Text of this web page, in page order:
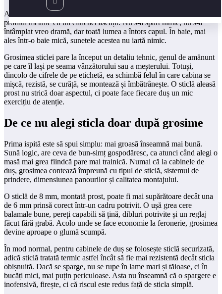
Am pățit, într-o vizită la niște prieteni, să aud o ușă de cabină lovind
profilul metalic cu un clinchet ascuțit. Nu s-a spart nimic, nu s-a
întâmplat vreo dramă, dar toată lumea a întors capul. În baie, mai
ales într-o baie mică, sunetele acestea nu iartă nimic.
Grosimea sticlei pare la început un detaliu tehnic, genul de amănunt
pe care îl lași pe seama vânzătorului sau a meșterului. Totuși,
dincolo de cifrele de pe etichetă, ea schimbă felul în care cabina se
mișcă, rezistă, se curăță, se montează și îmbătrânește. O sticlă aleasă
prost nu strică doar aspectul, ci poate face fiecare duș un mic
exercițiu de atenție.
De ce nu alegi sticla doar după grosime
Prima ispită este să spui simplu: mai groasă înseamnă mai bună.
Sună logic, are ceva de bun-simț gospodăresc, ca atunci când alegi o
masă mai grea fiindcă pare mai trainică. Numai că la cabinele de
duș, grosimea contează împreună cu tipul de sticlă, sistemul de
prindere, dimensiunea panourilor și calitatea montajului.
O sticlă de 8 mm, montată prost, poate fi mai supărătoare decât una
de 6 mm prinsă corect într-un cadru potrivit. O ușă grea cere
balamale bune, pereți capabili să țină, dibluri potrivite și un reglaj
făcut fără grabă. Acolo unde se face economie la feronerie, grosimea
devine aproape o glumă scumpă.
În mod normal, pentru cabinele de duș se folosește sticlă securizată,
adică sticlă tratată termic astfel încât să fie mai rezistentă decât sticla
obișnuită. Dacă se sparge, nu se rupe în lame mari și tăioase, ci în
bucăți mici, mai puțin periculoase. Asta nu înseamnă că o spargere e
inofensivă, firește, ci că riscul este redus față de sticla simplă.